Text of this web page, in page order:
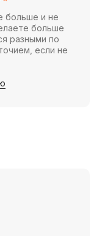
больше и не
больше
разными по
если не